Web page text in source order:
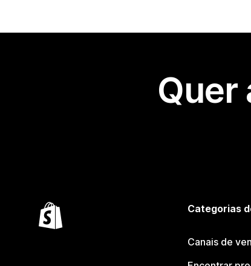
Quer
Categorias
Canais de